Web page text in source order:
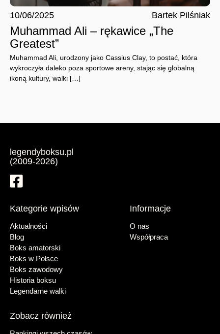
10/06/2025 Bartek Pilśniak
Muhammad Ali – rękawice „The
Greatest”
Muhammad Ali, urodzony jako Cassius Clay, to postać, która
wykroczyła daleko poza sportowe areny, stając się globalną
ikoną kultury, walki […]
legendyboksu.pl
(2009-2026)
Kategorie wpisów
Aktualności
Blog
Boks amatorski
Boks w Polsce
Boks zawodowy
Historia boksu
Legendarne walki
Informacje
O nas
Współpraca
Zobacz również